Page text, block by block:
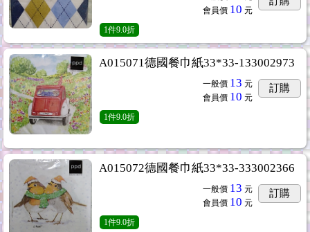
會員價 10 元
1件9.0折
A015071德國餐巾紙33*33-133002973
一般價 13 元
會員價 10 元
訂購
1件9.0折
A015072德國餐巾紙33*33-333002366
一般價 13 元
會員價 10 元
訂購
1件9.0折